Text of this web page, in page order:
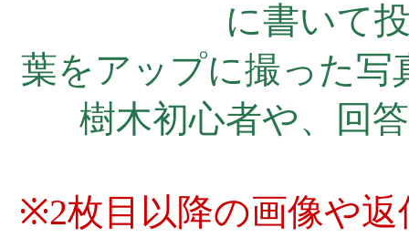
に書いて
葉をアップに撮った写
樹木初心者や、回
※2枚目以降の画像や